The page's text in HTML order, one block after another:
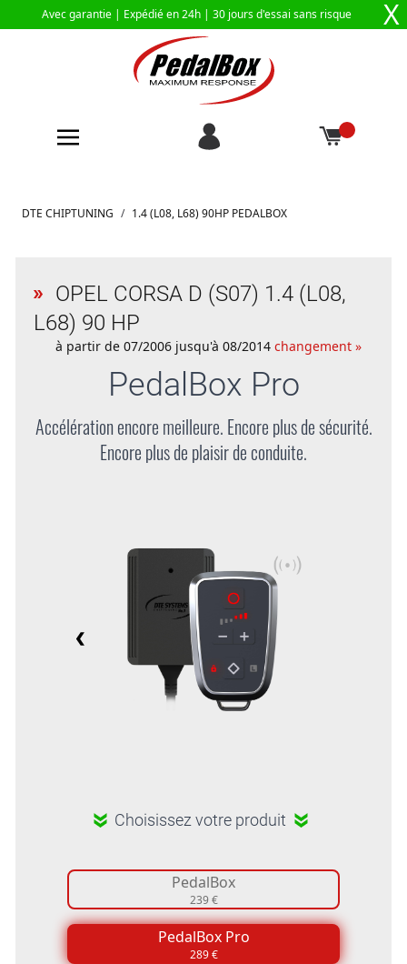
Avec garantie | Expédié en 24h | 30 jours d'essai sans risque X
DTE CHIPTUNING / 1.4 (L08, L68) 90HP PEDALBOX
OPEL CORSA D (S07) 1.4 (L08,
L68) 90 HP
à partir de 07/2006 jusqu'à 08/2014 changement »
PedalBox Pro
Accélération encore meilleure. Encore plus de sécurité.
Encore plus de plaisir de conduite.
Choisissez votre produit
PedalBox
239 €
PedalBox Pro
289 €